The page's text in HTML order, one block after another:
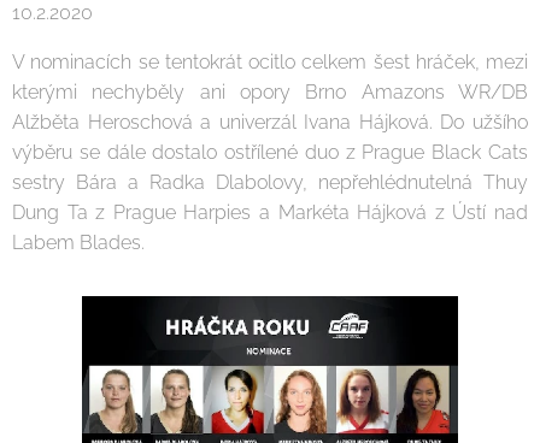
10.2.2020
V nominacích se tentokrát ocitlo celkem šest hráček, mezi
kterými nechyběly ani opory Brno Amazons WR/DB
Alžběta Heroschová a univerzál Ivana Hájková. Do užšího
výběru se dále dostalo ostřílené duo z Prague Black Cats
sestry Bára a Radka Dlabolovy, nepřehlédnutelná Thuy
Dung Ta z Prague Harpies a Markéta Hájková z Ústí nad
Labem Blades.